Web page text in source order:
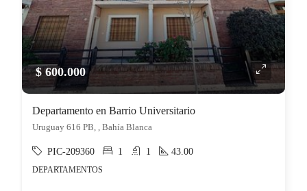
$ 600.000
Departamento en Barrio Universitario
Uruguay 616 PB, , Bahía Blanca
PIC-209360 1 1 43.00
DEPARTAMENTOS